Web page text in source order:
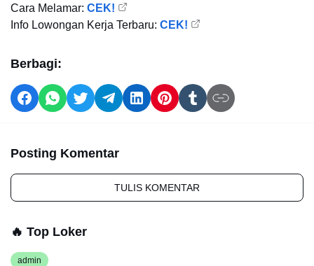
Cara Melamar: CEK!
Info Lowongan Kerja Terbaru: CEK!
Berbagi:
Posting Komentar
TULIS KOMENTAR
🔥 Top Loker
admin